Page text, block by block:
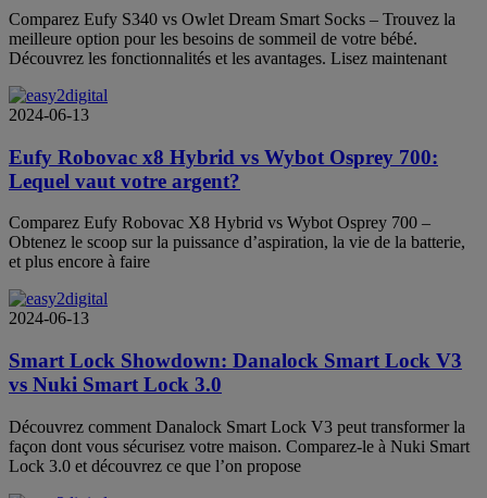
Comparez Eufy S340 vs Owlet Dream Smart Socks – Trouvez la
meilleure option pour les besoins de sommeil de votre bébé.
Découvrez les fonctionnalités et les avantages. Lisez maintenant
2024-06-13
Eufy Robovac x8 Hybrid vs Wybot Osprey 700:
Lequel vaut votre argent?
Comparez Eufy Robovac X8 Hybrid vs Wybot Osprey 700 –
Obtenez le scoop sur la puissance d’aspiration, la vie de la batterie,
et plus encore à faire
2024-06-13
Smart Lock Showdown: Danalock Smart Lock V3
vs Nuki Smart Lock 3.0
Découvrez comment Danalock Smart Lock V3 peut transformer la
façon dont vous sécurisez votre maison. Comparez-le à Nuki Smart
Lock 3.0 et découvrez ce que l’on propose